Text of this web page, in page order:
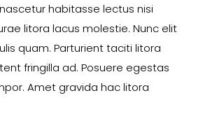
habitasse lectus nisi
litora lacus molestie. Nunc elit
quam. Parturient taciti litora
fringilla ad. Posuere egestas
Amet gravida hac litora